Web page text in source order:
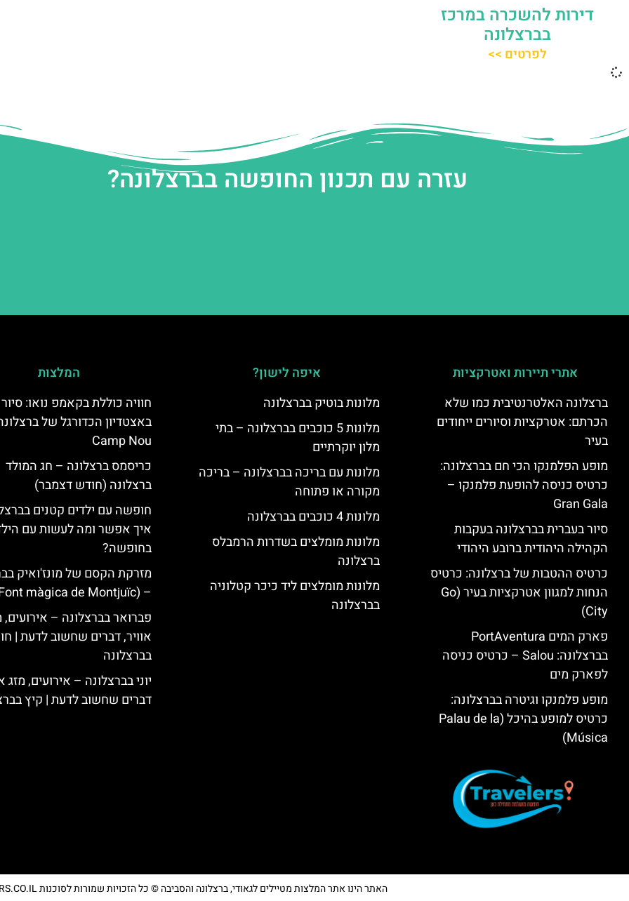
דירות להשכרה במרכז
בברצלונה
לפרטים >>
עזרה עם תכנון החופשה בברצלונה?
אתרי תיירות ואטרקציות
ברצלונה האלטרנטיבית כמו שלא
הכרתם: אטרקציות וסיורים ייחודים
בעיר
מופע הפלמנקו הכי חם בברצלונה:
כרטיס כניסה להופעת פלמנקו –
Gran Gala
סיור בעברית בברצלונה בעקבות
הקהילה היהודית ברובע היהודי
כרטיס ההטבות של ברצלונה: כרטיס
הנחות למגוון אטרקציות בעיר (Go
City)
פארק המים PortAventura
בברצלונה: Salou – כרטיס כניסה
לפארק מים
מופע פלמנקו וגיטרה בברצלונה:
כרטיס למופע בהיכל (Palau de la
Música)
איפה לישון?
מלונות בוטיק בברצלונה
מלונות 5 כוכבים בברצלונה – בתי
מלון יוקרתיים
מלונות עם בריכה בברצלונה – בריכה
מקורה או פתוחה
מלונות 4 כוכבים בברצלונה
מלונות מומלצים בשדרות הרמבלס
ברצלונה
מלונות מומלצים ליד כיכר קטלוניה
בברצלונה
המלצות
חוויה כוללת בקאמפ נואו: סיור
באצטדיון הכדורגל של
Camp Nou
כריסמס ברצלונה – חג המולד
ברצלונה (חודש דצמבר)
חופשה עם ילדים קטנים
איך אפשר ומה לעשות עם
בחופשה?
מזרקת הקסם של מונז'ואיק
– (Font màgica de Montjuïc)
פברואר בברצלונה – אירועים,
אוויר, דברים שחשוב לדעת |
בברצלונה
יוני בברצלונה – אירועים, מזג
דברים שחשוב לדעת | קיץ
האתר הינו אתר המלצות מטיילים לגאודי, ברצלונה והסביבה © כל הזכויות שמורות לסוכנות TRAVELERS.CO.IL